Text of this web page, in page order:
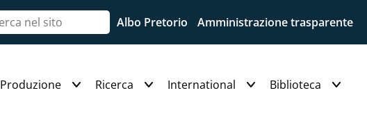
Albo Pretorio Amministrazione trasparente
Produzione Ricerca International Biblioteca